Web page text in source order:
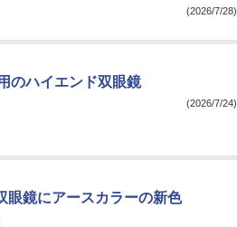
(2026/7/28)
のハイエンド双眼鏡
(2026/7/24)
鏡にアースカラーの新色